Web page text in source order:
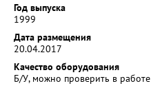
Год выпуска
1999
Дата размещения
20.04.2017
Качество оборудования
Б/У, можно проверить в работе